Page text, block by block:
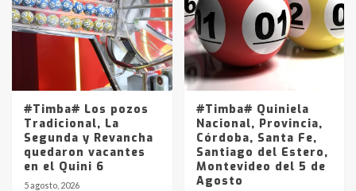
#Timba# Los pozos
Tradicional, La
Segunda y Revancha
quedaron vacantes
en el Quini 6
5 agosto, 2026
#Timba# Quiniela
Nacional, Provincia,
Córdoba, Santa Fe,
Santiago del Estero,
Montevideo del 5 de
Agosto